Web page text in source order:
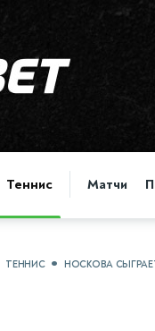
Теннис Матчи
ТЕННИС НОСКОВА